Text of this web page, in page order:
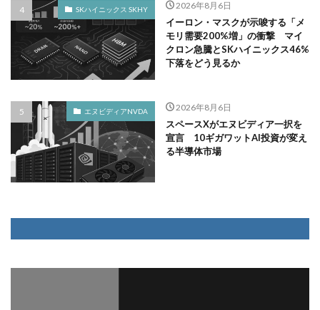
SKハイニックス SKHY 2026年8月6日
イーロン・マスクが示唆する「メ
モリ需要200%増」の衝撃 マイ
クロン急騰とSKハイニックス46%
下落をどう見るか
エヌビディアNVDA 2026年8月6日
スペースXがエヌビディア一択を
宣言 10ギガワットAI投資が変え
る半導体市場